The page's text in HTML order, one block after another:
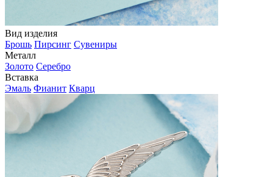
Вид изделия
Брошь Пирсинг Сувениры
Металл
Золото Серебро
Вставка
Эмаль Фианит Кварц